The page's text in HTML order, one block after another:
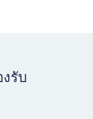
รับ